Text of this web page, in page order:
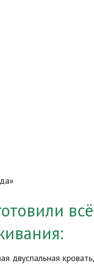
двуспальная